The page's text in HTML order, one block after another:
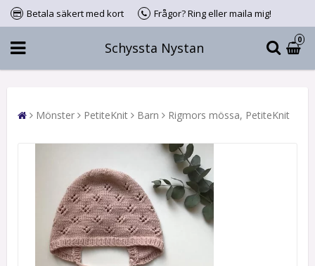
Betala säkert med kort Frågor? Ring eller maila mig!
Schyssta Nystan
0
Mönster PetiteKnit Barn Rigmors mössa, PetiteKnit